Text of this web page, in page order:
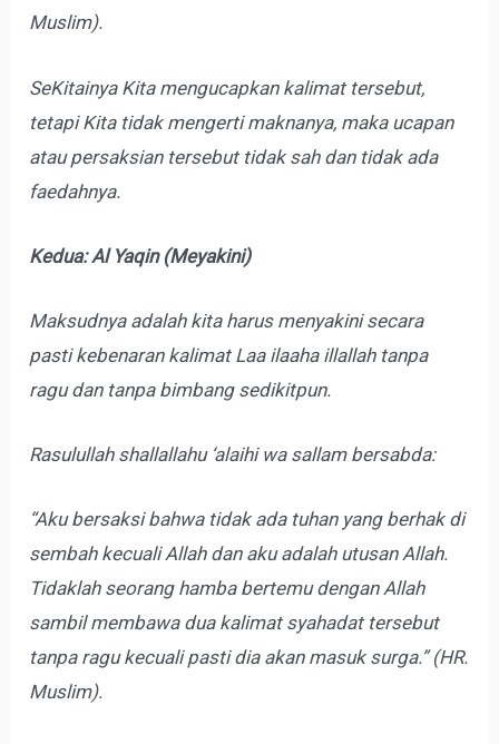
Muslim).
SeKitainya Kita mengucapkan kalimat tersebut,
tetapi Kita tidak mengerti maknanya, maka ucapan
atau persaksian tersebut tidak sah dan tidak ada
faedahnya.
Kedua: Al Yaqin (Meyakini)
Maksudnya adalah kita harus menyakini secara
pasti kebenaran kalimat Laa ilaaha illallah tanpa
ragu dan tanpa bimbang sedikitpun.
Rasulullah shallallahu ‘alaihi wa sallam bersabda:
“Aku bersaksi bahwa tidak ada tuhan yang berhak di
sembah kecuali Allah dan aku adalah utusan Allah.
Tidaklah seorang hamba bertemu dengan Allah
sambil membawa dua kalimat syahadat tersebut
tanpa ragu kecuali pasti dia akan masuk surga.” (HR.
Muslim).